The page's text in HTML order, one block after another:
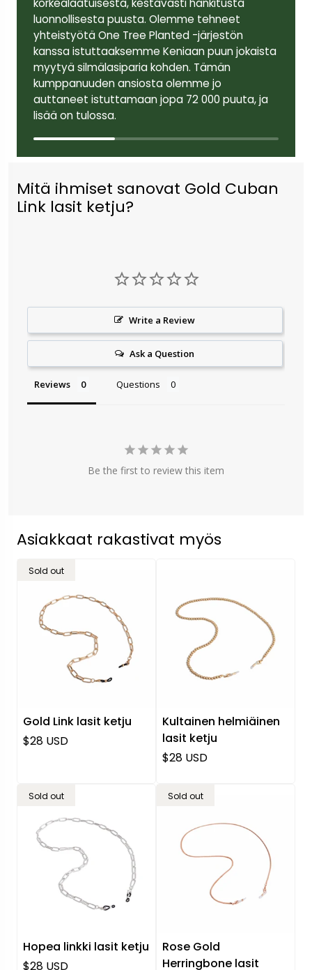
korkealaatuisesta, kestävästi hankitusta
luonnollisesta puusta. Olemme tehneet
yhteistyötä One Tree Planted -järjestön
kanssa istuttaaksemme Keniaan puun jokaista
myytyä silmälasiparia kohden. Tämän
kumppanuuden ansiosta olemme jo
auttaneet istuttamaan jopa 72 000 puuta, ja
lisää on tulossa.
Mitä ihmiset sanovat Gold Cuban
Link lasit ketju?
Write a Review
Ask a Question
Reviews Questions
Be the first to review this item
Asiakkaat rakastivat myös
Sold out
Gold Link lasit ketju
Normaali hinta
$28 USD
Kultainen helmiäinen
lasit ketju
Normaali hinta
$28 USD
Sold out
Hopea linkki lasit ketju
Normaali hinta
$28 USD
Sold out
Rose Gold
Herringbone lasit